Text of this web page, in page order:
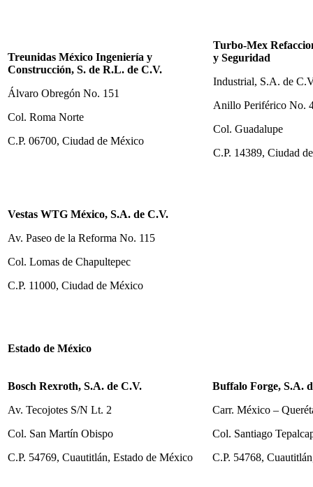
Treunidas México Ingeniería y
Construcción, S. de R.L. de C.V.
Álvaro Obregón No. 151
Col. Roma Norte
C.P. 06700, Ciudad de México
Turbo-Mex
y Seguridad
Industrial, S.A. de
Anillo Periférico No.
Col. Guadalupe
C.P. 14389, Ciudad
Vestas WTG México, S.A. de C.V.
Av. Paseo de la Reforma No. 115
Col. Lomas de Chapultepec
C.P. 11000, Ciudad de México
Estado de México
Bosch Rexroth, S.A. de C.V.
Av. Tecojotes S/N Lt. 2
Col. San Martín Obispo
C.P. 54769, Cuautitlán, Estado de México
Buffalo Forge, S.A.
Carr. México –
Col. Santiago
C.P. 54768,